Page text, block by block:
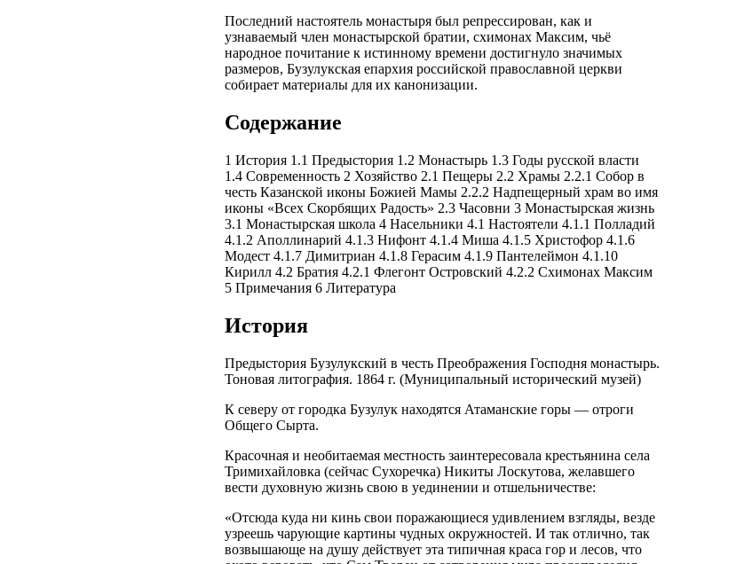
Последний настоятель монастыря был репрессирован, как и
узнаваемый член монастырской братии, схимонах Максим, чьё
народное почитание к истинному времени достигнуло значимых
размеров, Бузулукская епархия российской православной церкви
собирает материалы для их канонизации.
Содержание
1 История 1.1 Предыстория 1.2 Монастырь 1.3 Годы русской власти
1.4 Современность 2 Хозяйство 2.1 Пещеры 2.2 Храмы 2.2.1 Собор в
честь Казанской иконы Божией Мамы 2.2.2 Надпещерный храм во имя
иконы «Всех Скорбящих Радость» 2.3 Часовни 3 Монастырская жизнь
3.1 Монастырская школа 4 Насельники 4.1 Настоятели 4.1.1 Полладий
4.1.2 Аполлинарий 4.1.3 Нифонт 4.1.4 Миша 4.1.5 Христофор 4.1.6
Модест 4.1.7 Димитриан 4.1.8 Герасим 4.1.9 Пантелеймон 4.1.10
Кирилл 4.2 Братия 4.2.1 Флегонт Островский 4.2.2 Схимонах Максим
5 Примечания 6 Литература
История
Предыстория Бузулукский в честь Преображения Господня монастырь.
Тоновая литография. 1864 г. (Муниципальный исторический музей)
К северу от городка Бузулук находятся Атаманские горы — отроги
Общего Сырта.
Красочная и необитаемая местность заинтересовала крестьянина села
Тримихайловка (сейчас Сухоречка) Никиты Лоскутова, желавшего
вести духовную жизнь свою в уединении и отшельничестве:
«Отсюда куда ни кинь свои поражающиеся удивлением взгляды, везде
узреешь чарующие картины чудных окружностей. И так отлично, так
возвышающе на душу действует эта типичная краса гор и лесов, что